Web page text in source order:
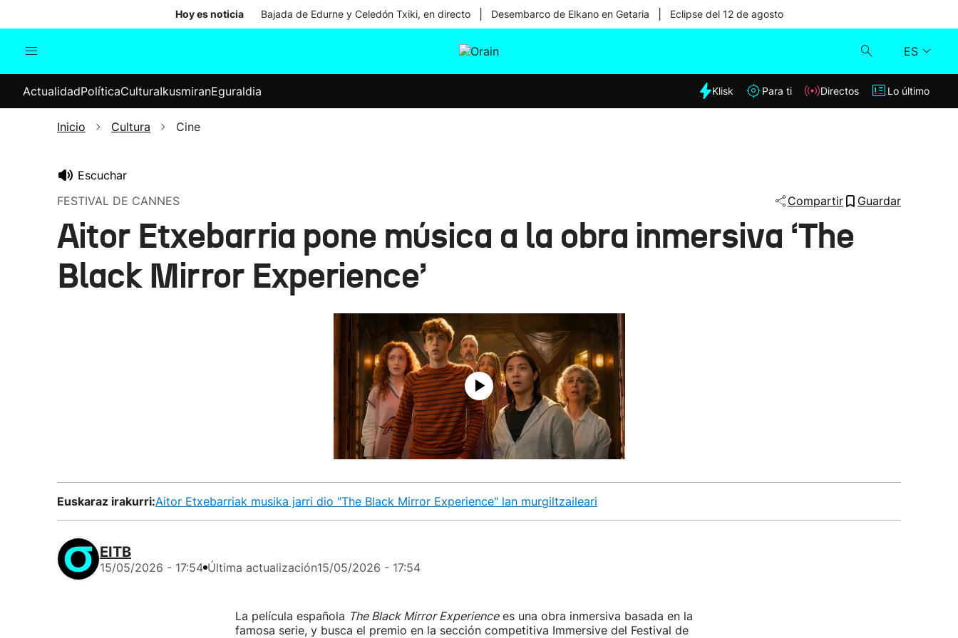
Hoy es noticia Bajada de Edurne y Celedón Txiki, en directo Desembarco de Elkano en Getaria Eclipse del 12 de agosto
ES
Internacional
Elecciones
Klisk
ActualidadPolíticaCulturaIkusmiranEguraldia Klisk Para ti Directos Lo último
Inicio Cultura Cine
Escuchar
FESTIVAL DE CANNES
Compartir Guardar
Aitor Etxebarria pone música a la obra inmersiva ‘The
Black Mirror Experience’
Euskaraz irakurri:Aitor Etxebarriak musika jarri dio "The Black Mirror Experience" lan murgiltzaileari
EITB
15/05/2026 - 17:54 Última actualización15/05/2026 - 17:54
La película española The Black Mirror Experiencees una obra inmersiva basada en la
famosa serie, y busca el premio en la sección competitiva Immersive del Festival de